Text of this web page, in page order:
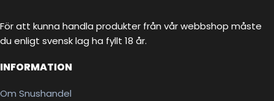
För att kunna handla produkter från vår webbshop måste
du enligt svensk lag ha fyllt 18 år.
INFORMATION
Om Snushandel